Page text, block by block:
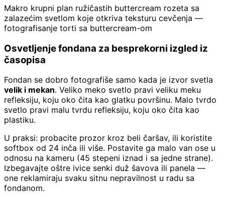
Makro krupni plan ružičastih buttercream rozeta sa
zalazećim svetlom koje otkriva teksturu cevčenja —
fotografisanje torti sa buttercream-om
Osvetljenje fondana za besprekorni izgled iz
časopisa
Fondan se dobro fotografiše samo kada je izvor svetla
velik i mekan. Veliko meko svetlo pravi veliku meku
refleksiju, koju oko čita kao glatku površinu. Malo tvrdo
svetlo pravi malu tvrdu refleksiju, koju oko čita kao
plastiku.
U praksi: probacite prozor kroz beli čaršav, ili koristite
softbox od 24 inča ili više. Postavite ga malo van ose u
odnosu na kameru (45 stepeni iznad i sa jedne strane).
Izbegavajte oštre ivice senki duž šavova ili panela —
one reklamiraju svaku sitnu nepravilnost u radu sa
fondanom.